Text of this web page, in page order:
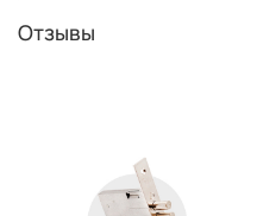
Отзывы